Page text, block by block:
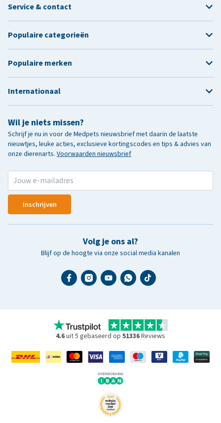
Wil je niets missen?
Schrijf je nu in voor de Medpets nieuwsbrief met daarin de laatste
nieuwtjes, leuke acties, exclusieve kortingscodes en tips & advies van
onze dierenarts. Voorwaarden nieuwsbrief
Inschrijven
Volg je ons al?
Blijf op de hoogte via onze social media kanalen
Service & contact
Populaire categorieën
Populaire merken
Internationaal
4.6uit 5 gebaseerd op 51336Reviews